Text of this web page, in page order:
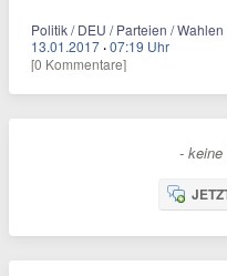
Politik / DEU / Parteien / Wahlen
13.01.2017 ·07:19 Uhr
[0 Kommentare]
- keine